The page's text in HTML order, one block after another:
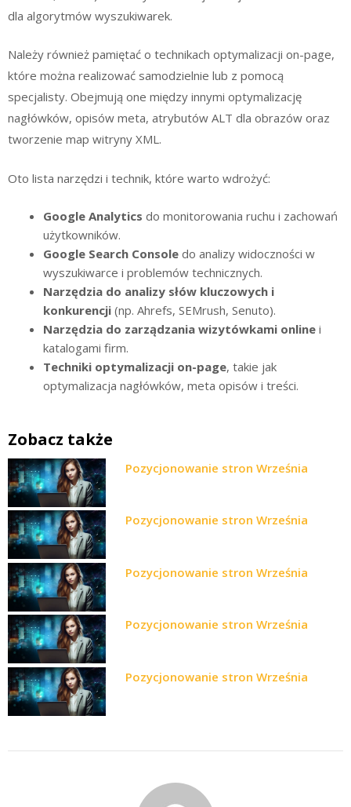
dla algorytmów wyszukiwarek.
Należy również pamiętać o technikach optymalizacji on-page,
które można realizować samodzielnie lub z pomocą
specjalisty. Obejmują one między innymi optymalizację
nagłówków, opisów meta, atrybutów ALT dla obrazów oraz
tworzenie map witryny XML.
Oto lista narzędzi i technik, które warto wdrożyć:
Google Analytics do monitorowania ruchu i zachowań
użytkowników.
Google Search Console do analizy widoczności w
wyszukiwarce i problemów technicznych.
Narzędzia do analizy słów kluczowych i
konkurencji (np. Ahrefs, SEMrush, Senuto).
Narzędzia do zarządzania wizytówkami online i
katalogami firm.
Techniki optymalizacji on-page, takie jak
optymalizacja nagłówków, meta opisów i treści.
Zobacz także
Pozycjonowanie stron Września
Pozycjonowanie stron Września
Pozycjonowanie stron Września
Pozycjonowanie stron Września
Pozycjonowanie stron Września